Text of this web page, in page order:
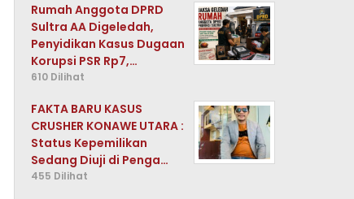
Rumah Anggota DPRD
Sultra AA Digeledah,
Penyidikan Kasus Dugaan
Korupsi PSR Rp7,…
610 Dilihat
FAKTA BARU KASUS
CRUSHER KONAWE UTARA :
Status Kepemilikan
Sedang Diuji di Penga…
455 Dilihat